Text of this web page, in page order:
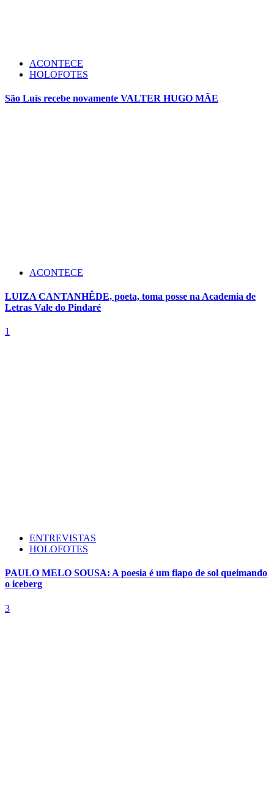
ACONTECE
HOLOFOTES
São Luís recebe novamente VALTER HUGO MÃE
ACONTECE
LUIZA CANTANHÊDE, poeta, toma posse na Academia de
Letras Vale do Pindaré
1
ENTREVISTAS
HOLOFOTES
PAULO MELO SOUSA: A poesia é um fiapo de sol queimando
o iceberg
3